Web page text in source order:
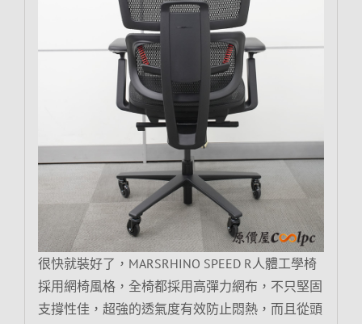
很快就裝好了，MARSRHINO SPEED R人體工學椅
採用網椅風格，全椅都採用高彈力網布，不只堅固
支撐性佳，超強的透氣度有效防止悶熱，而且從頭